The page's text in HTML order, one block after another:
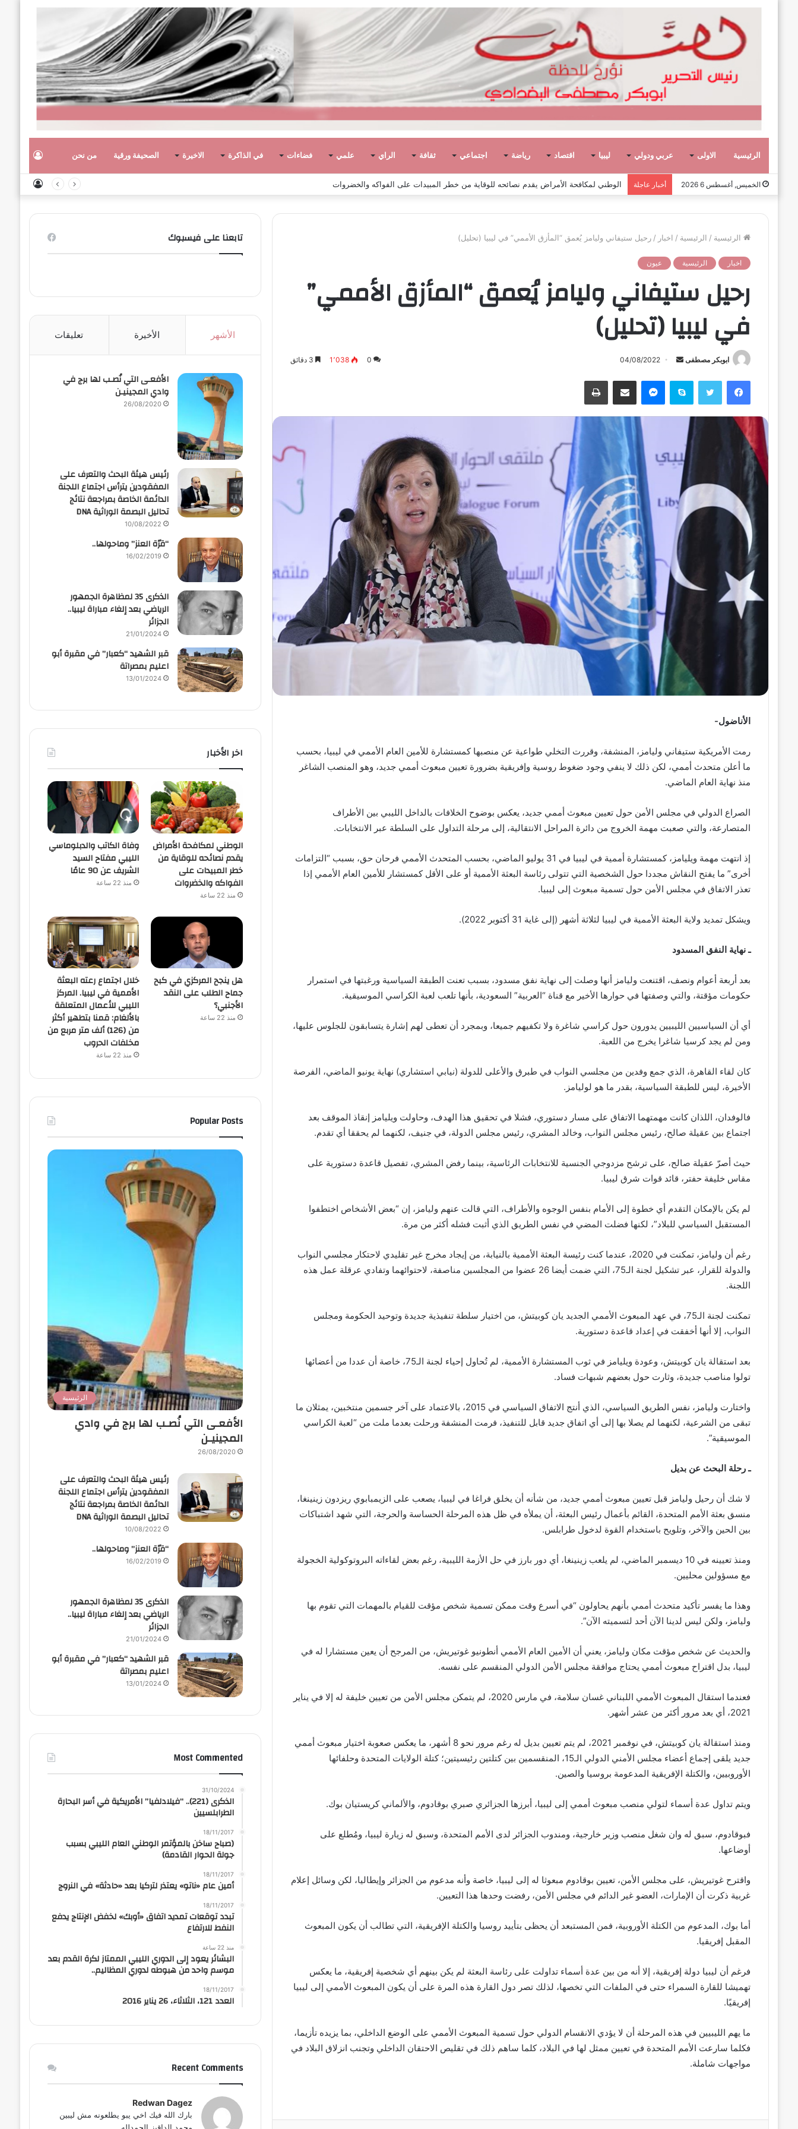
الرئيسية الاولى عربي ودولي ليبيا اقتصاد رياضة اجتماعي ثقافة الراي علمي فضاءات في الذاكرة الاخيرة الصحيفة ورقية من نحن
الخميس, أغسطس 6 2026 أخبار عاجلة وفاة الكاتب والدبلوماسي الليبي مفتاح السيد الشريف عن 90 عامًا
الرئيسية / الرئيسية / اخبار / رحيل ستيفاني وليامز يُعمق “المأزق الأممي” في ليبيا (تحليل)
اخبار الرئيسية عيون
رحيل ستيفاني وليامز يُعمق “المأزق الأممي”
في ليبيا (تحليل)
ابوبكر مصطفى
أ
ب
د
ل
و
ي
04/08/2022
0 1٬038
فيسبوك تويتر سكايب ماسنجر مشاركة عبر البريد طباعة
الأناضول-
رمت الأمريكية ستيفاني وليامز، المنشفة، وقررت التخلي طواعية عن منصبها كمستشارة للأمين العام الأممي في ليبيا، بحسب
ما أعلن متحدث أممي، لكن ذلك لا ينفي وجود ضغوط روسية وإفريقية بضرورة تعيين مبعوث أممي جديد، وهو المنصب الشاغر
منذ نهاية العام الماضي.
الصراع الدولي في مجلس الأمن حول تعيين مبعوث أممي جديد، يعكس بوضوح الخلافات بالداخل الليبي بين الأطراف
المتصارعة، والتي صعبت مهمة الخروج من دائرة المراحل الانتقالية، إلى مرحلة التداول على السلطة عبر الانتخابات.
إذ انتهت مهمة ويليامز، كمستشارة أممية في ليبيا في 31 يوليو الماضي، بحسب المتحدث الأممي فرحان حق، بسبب “التزامات
أخرى” ما يفتح النقاش مجددا حول الشخصية التي تتولى رئاسة البعثة الأممية أو على الأقل كمستشار للأمين العام الأممي إذا
تعذر الاتفاق في مجلس الأمن حول تسمية مبعوث إلى ليبيا.
ويشكل تمديد ولاية البعثة الأممية في ليبيا لثلاثة أشهر (إلى غاية 31 أكتوبر 2022).
ـ نهاية النفق المسدود
بعد أربعة أعوام ونصف، اقتنعت وليامز أنها وصلت إلى نهاية نفق مسدود، بسبب تعنت الطبقة السياسية ورغبتها في استمرار
حكومات مؤقتة، والتي وصفتها في حوارها الأخير مع قناة “العربية” السعودية، بأنها تلعب لعبة الكراسي الموسيقية.
أي أن السياسيين الليبيين يدورون حول كراسي شاغرة ولا تكفيهم جميعا، وبمجرد أن تعطى لهم إشارة يتسابقون للجلوس عليها،
ومن لم يجد كرسيا شاغرا يخرج من اللعبة.
كان لقاء القاهرة، الذي جمع وفدين من مجلسي النواب في طبرق والأعلى للدولة (نيابي استشاري) نهاية يونيو الماضي، الفرصة
الأخيرة، ليس للطبقة السياسية، بقدر ما هو لوليامز.
فالوفدان، اللذان كانت مهمتهما الاتفاق على مسار دستوري، فشلا في تحقيق هذا الهدف، وحاولت ويليامز إنقاذ الموقف بعد
اجتماع بين عقيلة صالح، رئيس مجلس النواب، وخالد المشري، رئيس مجلس الدولة، في جنيف، لكنهما لم يحققا أي تقدم.
حيث أصرّ عقيلة صالح، على ترشح مزدوجي الجنسية للانتخابات الرئاسية، بينما رفض المشري، تفصيل قاعدة دستورية على
مقاس خليفة حفتر، قائد قوات شرق ليبيا.
لم يكن بالإمكان التقدم أي خطوة إلى الأمام بنفس الوجوه والأطراف، التي قالت عنهم وليامز، إن “بعض الأشخاص اختطفوا
المستقبل السياسي للبلاد”، لكنها فضلت المضي في نفس الطريق الذي أثبت فشله أكثر من مرة.
رغم أن وليامز، تمكنت في 2020، عندما كنت رئيسة البعثة الأممية بالنيابة، من إيجاد مخرج غير تقليدي لاحتكار مجلسي النواب
والدولة للقرار، عبر تشكيل لجنة الـ75، التي ضمت أيضا 26 عضوا من المجلسين مناصفة، لاحتوائهما وتفادي عرقلة عمل هذه
اللجنة.
تمكنت لجنة الـ75، في عهد المبعوث الأممي الجديد يان كوبيتش، من اختيار سلطة تنفيذية جديدة وتوحيد الحكومة ومجلس
النواب، إلا أنها أخفقت في إعداد قاعدة دستورية.
بعد استقالة يان كوبيتش، وعودة ويليامز في ثوب المستشارة الأممية، لم تُحاول إحياء لجنة الـ75، خاصة أن عددا من أعضائها
تولوا مناصب جديدة، وثارت حول بعضهم شبهات فساد.
واختارت وليامز، نفس الطريق السياسي، الذي أنتج الاتفاق السياسي في 2015، بالاعتماد على آخر جسمين منتخبين، يمثلان ما
تبقى من الشرعية، لكنهما لم يصلا بها إلى أي اتفاق جديد قابل للتنفيذ، فرمت المنشفة ورحلت بعدما ملت من “لعبة الكراسي
الموسيقية”.
ـ رحلة البحث عن بديل
لا شك أن رحيل وليامز قبل تعيين مبعوث أممي جديد، من شأنه أن يخلق فراغا في ليبيا، يصعب على الزيمبابوي ريزدون زينينغا،
منسق بعثة الأمم المتحدة، القائم بأعمال رئيس البعثة، أن يملأه في ظل هذه المرحلة الحساسة والحرجة، التي شهد اشتباكات
بين الحين والآخر، وتلويح باستخدام القوة لدخول طرابلس.
ومنذ تعيينه في 10 ديسمبر الماضي، لم يلعب زينينغا، أي دور بارز في حل الأزمة الليبية، رغم بعض لقاءاته البروتوكولية الخجولة
مع مسؤولين محليين.
وهذا ما يفسر تأكيد متحدث أممي بأنهم يحاولون “في أسرع وقت ممكن تسمية شخص مؤقت للقيام بالمهمات التي تقوم بها
وليامز، ولكن ليس لدينا الآن أحد لتسميته الآن”.
والحديث عن شخص مؤقت مكان وليامز، يعني أن الأمين العام الأممي أنطونيو غوتيريش، من المرجح أن يعين مستشارا له في
ليبيا، بدل اقتراح مبعوث أممي يحتاج موافقة مجلس الأمن الدولي المنقسم على نفسه.
فعندما استقال المبعوث الأممي اللبناني غسان سلامة، في مارس 2020، لم يتمكن مجلس الأمن من تعيين خليفة له إلا في يناير
2021، أي بعد مرور أكثر من عشر أشهر.
ومنذ استقالة يان كوبيتش، في نوفمبر 2021، لم يتم تعيين بديل له رغم مرور نحو 8 أشهر، ما يعكس صعوبة اختيار مبعوث أممي
جديد يلقى إجماع أعضاء مجلس الأمني الدولي الـ15، المنقسمين بين كتلتين رئيسيتين؛ كتلة الولايات المتحدة وحلفائها
الأوروبيين، والكتلة الإفريقية المدعومة بروسيا والصين.
ويتم تداول عدة أسماء لتولي منصب مبعوث أممي إلى ليبيا، أبرزها الجزائري صبري بوقادوم، والألماني كريستيان بوك.
فبوقادوم، سبق له وان شغل منصب وزير خارجية، ومندوب الجزائر لدى الأمم المتحدة، وسبق له زيارة ليبيا، ومُطلع على
أوضاعها.
واقترح غوتيريش، على مجلس الأمن، تعيين بوقادوم مبعوثا له إلى ليبيا، خاصة وأنه مدعوم من الجزائر وإيطاليا، لكن وسائل إعلام
غربية ذكرت أن الإمارات، العضو غير الدائم في مجلس الأمن، رفضت وحدها هذا التعيين.
أما بوك، المدعوم من الكتلة الأوروبية، فمن المستبعد أن يحظى بتأييد روسيا والكتلة الإفريقية، التي تطالب أن يكون المبعوث
المقبل إفريقيا.
فرغم أن ليبيا دولة إفريقية، إلا أنه من بين عدة أسماء تداولت على رئاسة البعثة لم يكن بينهم أي شخصية إفريقية، ما يعكس
تهميشا للقارة السمراء حتى في الملفات التي تخصها، لذلك تصر دول القارة هذه المرة على أن يكون المبعوث الأممي إلى ليبيا
إفريقيًا.
ما يهم الليبيين في هذه المرحلة أن لا يؤدي الانقسام الدولي حول تسمية المبعوث الأممي على الوضع الداخلي، بما يزيده تأزيما،
فكلما سارعت الأمم المتحدة في تعيين ممثل لها في البلاد، كلما ساهم ذلك في تقليص الاحتقان الداخلي وتجنب انزلاق البلاد في
مواجهات شاملة.
تابعنا على فيسبوك
الأشهر الأخيرة تعليقات
الأفعـى التي نُصـب لها برج في
وادي المجينيـن
26/08/2020
رئيس هيئة البحث والتعرف على
المفقودين يترأس اجتماع اللجنة
الدائمة الخاصة بمراجعة نتائج
تحاليل البصمة الوراثية DNA
10/08/2022
“قرّة العنز” وماحولها..
16/02/2019
الذكرى 35 لمظاهرة الجمهور
الرياضي بعد إلغاء مباراة ليبيا..
الجزائر
21/01/2024
قبر الشهيد “كعبار” في مقبرة أبو
اعليم بمصراتة
13/01/2024
اخر الأخبار
الوطني لمكافحة الأمراض
يقدم نصائحه للوقاية من
خطر المبيدات على
الفواكه والخضروات
منذ 22 ساعة
وفاة الكاتب والدبلوماسي
الليبي مفتاح السيد
الشريف عن 90 عامًا
منذ 22 ساعة
هل ينجح المركزي في كبح
جماح الطلب على النقد
الأجنبي؟
منذ 22 ساعة
خلال اجتماع رعته البعثة
الأممية في ليبيا. المركز
الليبي للأعمال المتعلقة
بالألغام: قمنا بتطهير أكثر
من (126) ألف متر مربع من
مخلفات الحروب
منذ 22 ساعة
Popular Posts
الرئيسية
الأفعـى التي نُصـب لها برج في وادي
المجينيـن
26/08/2020
رئيس هيئة البحث والتعرف على
المفقودين يترأس اجتماع اللجنة
الدائمة الخاصة بمراجعة نتائج
تحاليل البصمة الوراثية DNA
10/08/2022
“قرّة العنز” وماحولها..
16/02/2019
الذكرى 35 لمظاهرة الجمهور
الرياضي بعد إلغاء مباراة ليبيا..
الجزائر
21/01/2024
قبر الشهيد “كعبار” في مقبرة أبو
اعليم بمصراتة
13/01/2024
Most Commented
31/10/2024
الذكرى (221).. “فيلادلفيا” الأمريكية في أسر البحارة
الطرابلسيين
18/11/2017
(صباح ساخن بالمؤتمر الوطني العام الليبي بسبب
جولة الحوار القادمة)
18/11/2017
أمين عام «ناتو» يعتذر لتركيا بعد «حادثة» في النروج
18/11/2017
تبدد توقعات تمديد اتفاق «أوبك» لخفض الإنتاج يدفع
النفط للارتفاع
منذ 22 ساعة
البشائر يعود إلى الدوري الليبي الممتاز لكرة القدم بعد
موسم واحد من هبوطه لدوري المظاليم..
18/11/2017
العدد 121، الثلاثاء، 26 يناير 2016
Recent Comments
Redwan Dagez
بارك الله فيك اخي يبو يطلعونه مش ليبين